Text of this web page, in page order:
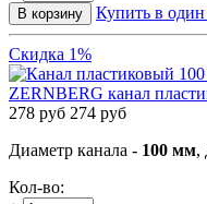
В корзину Купить в
Скидка 1%
ZERNBERG канал
278 руб 274 руб
Диаметр канала - 100 мм,
Кол-во: